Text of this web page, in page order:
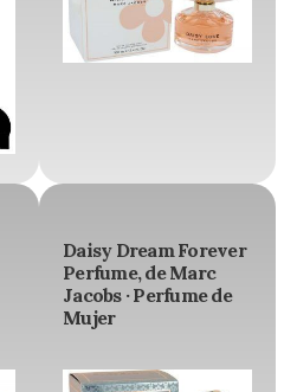
Daisy Dream Forever
Perfume, de Marc
Jacobs · Perfume de
Mujer